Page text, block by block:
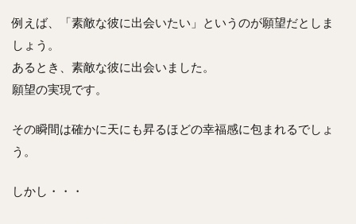
例えば、「素敵な彼に出会いたい」というのが願望だとしま
しょう。
あるとき、素敵な彼に出会いました。
願望の実現です。
その瞬間は確かに天にも昇るほどの幸福感に包まれるでしょ
う。
しかし・・・